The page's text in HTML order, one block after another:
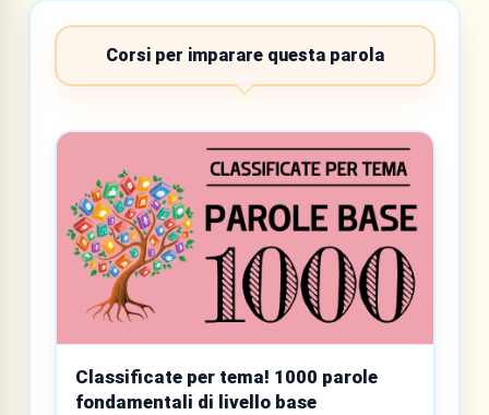
Corsi per imparare questa parola
Classificate per tema! 1000 parole
fondamentali di livello base